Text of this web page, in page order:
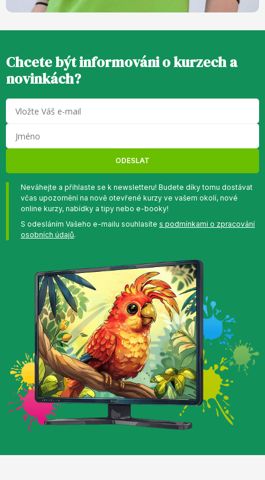
Chcete být informováni o kurzech a
novinkách?
ODESLAT
Neváhejte a přihlaste se k newsletteru! Budete díky tomu dostávat
včas upozornění na nově otevřené kurzy ve vašem okolí, nové
online kurzy, nabídky a tipy nebo e-booky!
S odesláním Vašeho e-mailu souhlasíte s podmínkami o zpracování
osobních údajů.